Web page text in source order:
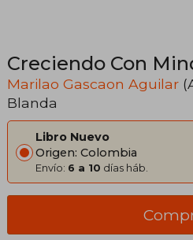
Creciendo Con
Marilao Gascaon Aguilar
Blanda
Libro Nuevo
Origen: Colombia
Envío: 6 a 10 días háb.